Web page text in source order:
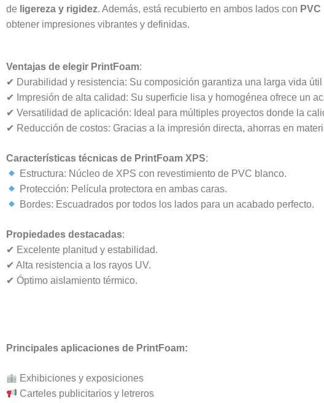
de ligereza y rigidez. Además, está recubierto en ambos lados con
obtener impresiones vibrantes y definidas.
Ventajas de elegir PrintFoam:
✔ Durabilidad y resistencia: Su composición garantiza una larga vida
✔ Impresión de alta calidad: Su superficie lisa y homogénea ofrece un
✔ Versatilidad de aplicación: Ideal para múltiples proyectos donde la
✔ Reducción de costos: Gracias a la impresión directa, ahorras en
Características técnicas de PrintFoam XPS:
Estructura: Núcleo de XPS con revestimiento de PVC blanco.
Protección: Película protectora en ambas caras.
Bordes: Escuadrados por todos los lados para un acabado perfecto.
Propiedades destacadas:
✔ Excelente planitud y estabilidad.
✔ Alta resistencia a los rayos UV.
✔ Óptimo aislamiento térmico.
Principales aplicaciones de PrintFoam:
Exhibiciones y exposiciones
Carteles publicitarios y letreros